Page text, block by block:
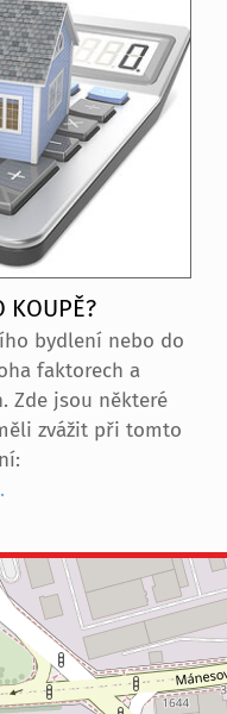
parkovacím
místa nejen pro
návštěvy.
KOUPĚ?
bydlení nebo do
faktorech a
Zde jsou některé
zvážit při tomto